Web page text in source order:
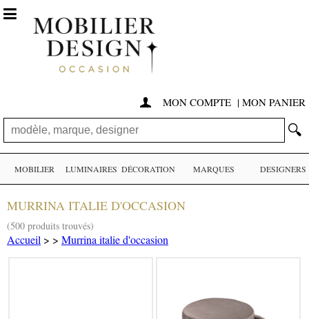
 MON COMPTE | MON PANIER
🔍

MOBILIER LUMINAIRES DÉCORATION MARQUES DESIGNERS
MURRINA ITALIE D'OCCASION
(500 produits trouvés)
Accueil > > Murrina italie d'occasion